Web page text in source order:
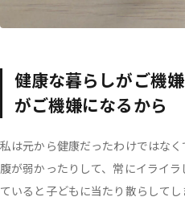
健康な暮らしがご機
がご機嫌になるから
私は元から健康だったわけではな
腹が弱かったりして、常にイライ
ていると子どもに当たり散らして